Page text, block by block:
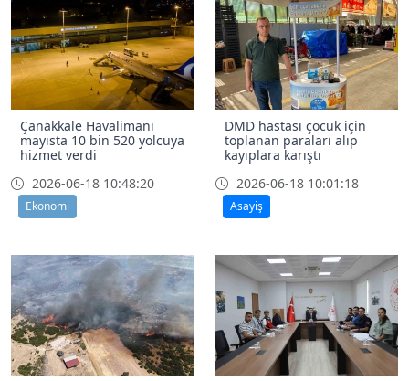
Çanakkale Havalimanı
mayısta 10 bin 520 yolcuya
hizmet verdi
2026-06-18 10:48:20
Ekonomi
DMD hastası çocuk için
toplanan paraları alıp
kayıplara karıştı
2026-06-18 10:01:18
Asayiş